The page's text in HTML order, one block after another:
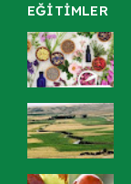
EĞİTİMLER